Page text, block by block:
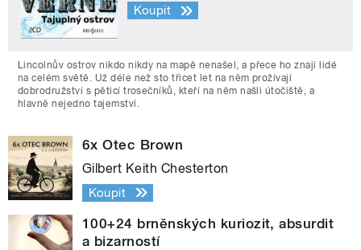
Koupit
Lincolnův ostrov nikdo nikdy na mapě nenašel, a přece ho znají lidé
na celém světě. Už déle než sto třicet let na něm prožívají
dobrodružství s pěticí trosečníků, kteří na něm našli útočiště, a
hlavně nejedno tajemství.
6x Otec Brown
Gilbert Keith Chesterton
Koupit
100+24 brněnských kuriozit, absurdit
a bizarností